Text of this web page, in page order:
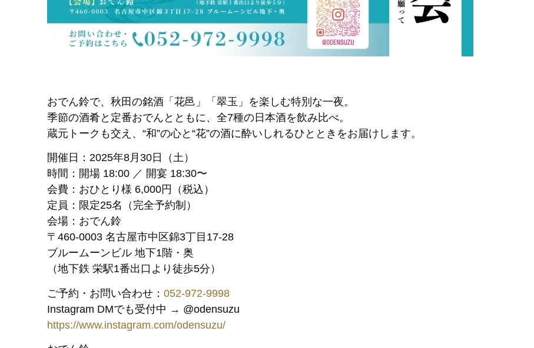
おでん鈴で、秋田の銘酒「花邑」「翠玉」を楽しむ特別な一夜。
季節の酒肴と定番おでんとともに、全7種の日本酒を飲み比べ。
蔵元トークも交え、“和”の心と“花”の酒に酔いしれるひとときをお届けします。
開催日：2025年8月30日（土）
時間：開場 18:00 ／ 開宴 18:30〜
会費：おひとり様 6,000円（税込）
定員：限定25名（完全予約制）
会場：おでん鈴
〒460-0003 名古屋市中区錦3丁目17-28
ブルームーンビル 地下1階・奥
（地下鉄 栄駅1番出口より徒歩5分）
ご予約・お問い合わせ： 052-972-9998
Instagram DMでも受付中 → @odensuzu
https://www.instagram.com/odensuzu/